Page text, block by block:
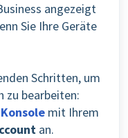
angezeigt
Sie Ihre Geräte
Schritten, um
zu bearbeiten:
mit Ihrem
an.